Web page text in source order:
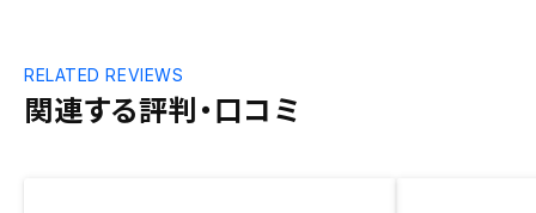
関連する評判・口コミ
RELATED REVIEWS